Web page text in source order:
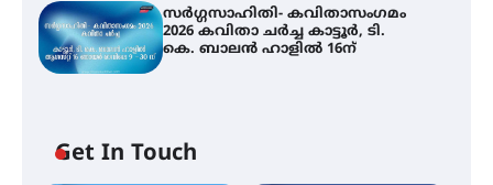
സർഗ്ഗസാഹിതി- കവിതാസംഗമം
2026 കവിതാ ചർച്ച കാട്ടൂർ, ടി.
കെ. ബാലൻ ഹാളിൽ 16ന്
Get In Touch